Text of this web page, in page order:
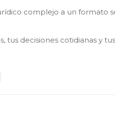
complejo a un formato
tus decisiones cotidianas y